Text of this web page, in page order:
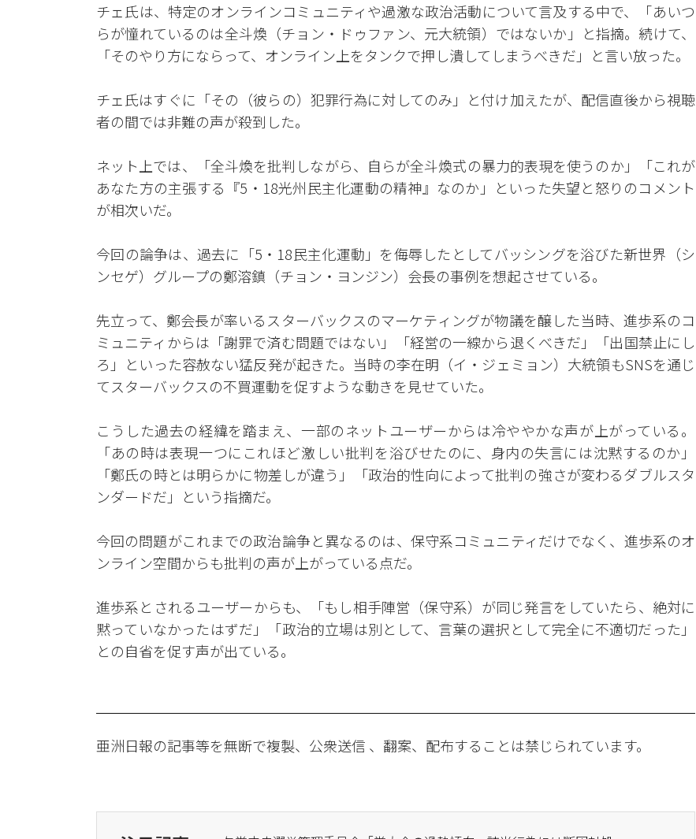
チェ氏は、特定のオンラインコミュニティや過激な政治活動について言及する中で、「あいつ
らが憧れているのは全斗煥（チョン・ドゥファン、元大統領）ではないか」と指摘。続けて、
「そのやり方にならって、オンライン上をタンクで押し潰してしまうべきだ」と言い放った。
チェ氏はすぐに「その（彼らの）犯罪行為に対してのみ」と付け加えたが、配信直後から視聴
者の間では非難の声が殺到した。
ネット上では、「全斗煥を批判しながら、自らが全斗煥式の暴力的表現を使うのか」「これが
あなた方の主張する『5・18光州民主化運動の精神』なのか」といった失望と怒りのコメント
が相次いだ。
今回の論争は、過去に「5・18民主化運動」を侮辱したとしてバッシングを浴びた新世界（シ
ンセゲ）グループの鄭溶鎮（チョン・ヨンジン）会長の事例を想起させている。
先立って、鄭会長が率いるスターバックスのマーケティングが物議を醸した当時、進歩系のコ
ミュニティからは「謝罪で済む問題ではない」「経営の一線から退くべきだ」「出国禁止にし
ろ」といった容赦ない猛反発が起きた。当時の李在明（イ・ジェミョン）大統領もSNSを通じ
てスターバックスの不買運動を促すような動きを見せていた。
こうした過去の経緯を踏まえ、一部のネットユーザーからは冷ややかな声が上がっている。
「あの時は表現一つにこれほど激しい批判を浴びせたのに、身内の失言には沈黙するのか」
「鄭氏の時とは明らかに物差しが違う」「政治的性向によって批判の強さが変わるダブルスタ
ンダードだ」という指摘だ。
今回の問題がこれまでの政治論争と異なるのは、保守系コミュニティだけでなく、進歩系のオ
ンライン空間からも批判の声が上がっている点だ。
進歩系とされるユーザーからも、「もし相手陣営（保守系）が同じ発言をしていたら、絶対に
黙っていなかったはずだ」「政治的立場は別として、言葉の選択として完全に不適切だった」
との自省を促す声が出ている。
亜洲日報の記事等を無断で複製、公衆送信 、翻案、配布することは禁じられています。